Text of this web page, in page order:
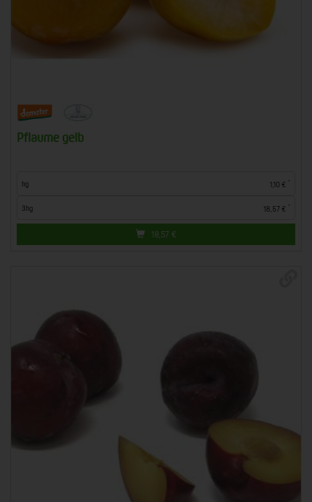
Pflaume gelb
kg 1,10 € *
3kg 18,57 € *
18,57 €